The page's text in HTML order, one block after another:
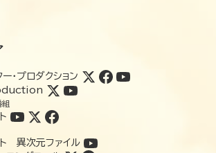
・プロダクション
組
ト 異次元ファイル